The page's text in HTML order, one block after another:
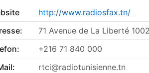
http://www.radiosfax.tn/
71 Avenue de La Liberté
+216 71 840 000
rtci@radiotunisienne.tn